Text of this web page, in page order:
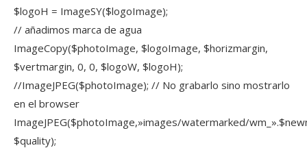
$logoH = ImageSY($logoImage);
// añadimos marca de agua
ImageCopy($photoImage, $logoImage, $horizmargin,
$vertmargin, 0, 0, $logoW, $logoH);
//ImageJPEG($photoImage); // No grabarlo sino mostrarlo
en el browser
ImageJPEG($photoImage,»images/watermarked/
$quality);